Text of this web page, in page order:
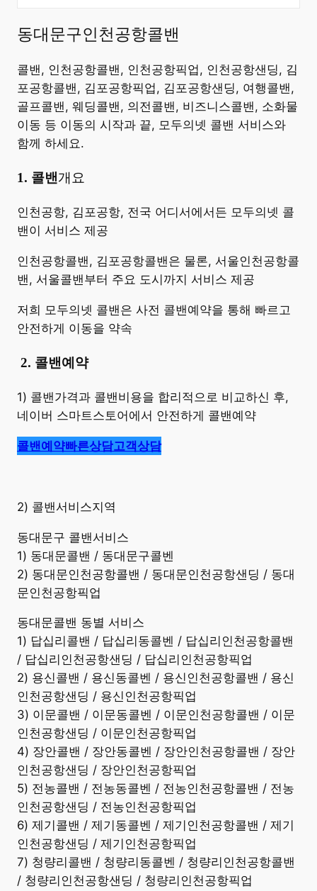
동대문구인천공항콜밴
콜밴, 인천공항콜밴, 인천공항픽업, 인천공항샌딩, 김
포공항콜밴, 김포공항픽업, 김포공항샌딩, 여행콜밴,
골프콜밴, 웨딩콜밴, 의전콜밴, 비즈니스콜밴, 소화물
이동 등 이동의 시작과 끝, 모두의넷 콜밴 서비스와
함께 하세요.
​1. 콜밴 개요
​인천공항, 김포공항, 전국 어디서에서든 모두의넷 콜
밴이 서비스 제공
인천공항콜밴, 김포공항콜밴은 물론, 서울인천공항콜
밴, 서울콜밴부터 주요 도시까지 서비스 제공
저희 모두의넷 콜밴은 사전 콜밴예약을 통해 빠르고
안전하게 이동을 약속
2. 콜밴예약
1) 콜밴가격과 콜밴비용을 합리적으로 비교하신 후,
네이버 스마트스토어에서 안전하게 콜밴예약
콜밴예약빠른상담고객상담
2) 콜밴서비스지역
동대문구 콜밴서비스
1) 동대문콜밴 / 동대문구콜벤
2) 동대문인천공항콜밴 / 동대문인천공항샌딩 / 동대
문인천공항픽업
동대문콜밴 동별 서비스
1) 답십리콜밴 / 답십리동콜벤 / 답십리인천공항콜밴
/ 답십리인천공항샌딩 / 답십리인천공항픽업
2) 용신콜밴 / 용신동콜벤 / 용신인천공항콜밴 / 용신
인천공항샌딩 / 용신인천공항픽업
3) 이문콜밴 / 이문동콜벤 / 이문인천공항콜밴 / 이문
인천공항샌딩 / 이문인천공항픽업
4) 장안콜밴 / 장안동콜벤 / 장안인천공항콜밴 / 장안
인천공항샌딩 / 장안인천공항픽업
5) 전농콜밴 / 전농동콜벤 / 전농인천공항콜밴 / 전농
인천공항샌딩 / 전농인천공항픽업
6) 제기콜밴 / 제기동콜벤 / 제기인천공항콜밴 / 제기
인천공항샌딩 / 제기인천공항픽업
7) 청량리콜밴 / 청량리동콜벤 / 청량리인천공항콜밴
/ 청량리인천공항샌딩 / 청량리인천공항픽업